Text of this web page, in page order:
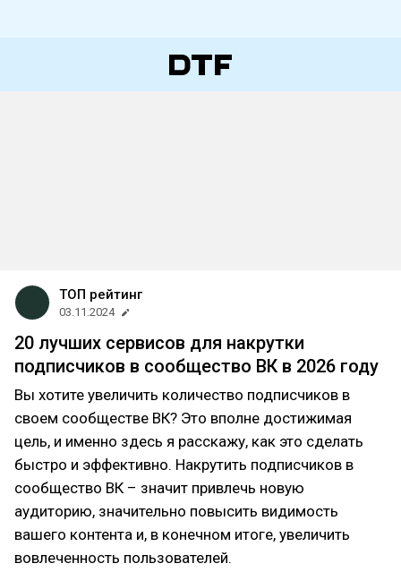
ТОП рейтинг
03.11.2024
20 лучших сервисов для накрутки
подписчиков в сообщество ВК в 2026 году
Вы хотите увеличить количество подписчиков в
своем сообществе ВК? Это вполне достижимая
цель, и именно здесь я расскажу, как это сделать
быстро и эффективно. Накрутить подписчиков в
сообщество ВК – значит привлечь новую
аудиторию, значительно повысить видимость
вашего контента и, в конечном итоге, увеличить
вовлеченность пользователей.